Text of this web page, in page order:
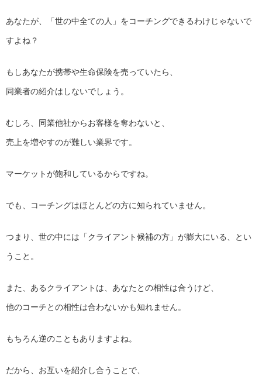
あなたが、「世の中全ての人」をコーチングできるわけじゃないで
すよね？
もしあなたが携帯や生命保険を売っていたら、
同業者の紹介はしないでしょう。
むしろ、同業他社からお客様を奪わないと、
売上を増やすのが難しい業界です。
マーケットが飽和しているからですね。
でも、コーチングはほとんどの方に知られていません。
つまり、世の中には「クライアント候補の方」が膨大にいる、とい
うこと。
また、あるクライアントは、あなたとの相性は合うけど、
他のコーチとの相性は合わないかも知れません。
もちろん逆のこともありますよね。
だから、お互いを紹介し合うことで、